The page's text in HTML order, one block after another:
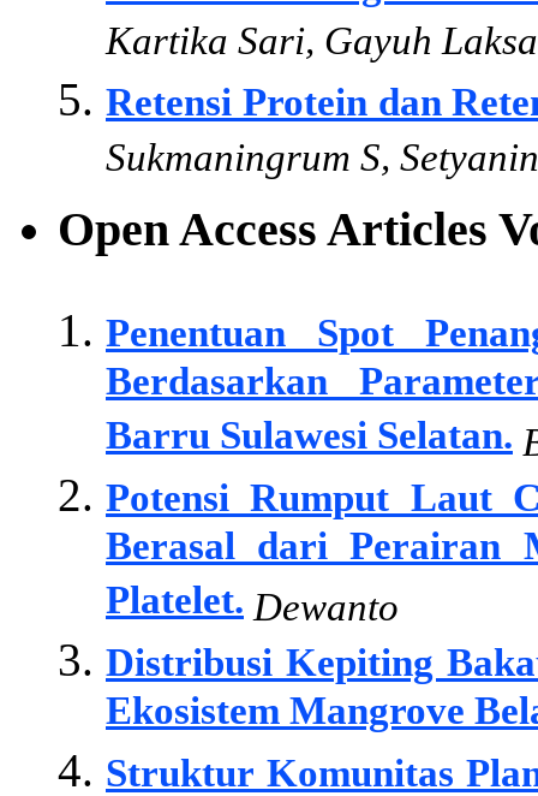
Kartika Sari, Gayuh
Retensi Protein dan
Sukmaningrum S,
Open Access Articles
Penentuan Spot
Berdasarkan
Barru Sulawesi Selatan.
Potensi Rumput Laut
Berasal dari Perairan
Platelet. Dewanto
Distribusi Kepiting
Ekosistem Mangrove
Struktur Komunitas